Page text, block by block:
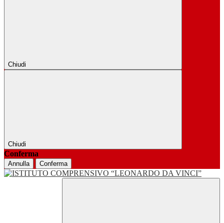
Chiudi
Chiudi
Conferma
Annulla Conferma